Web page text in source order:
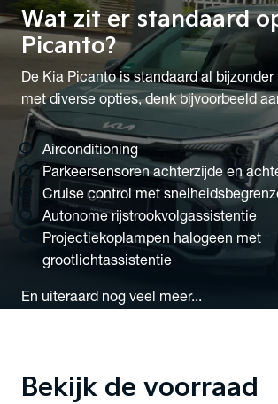
Wat zit erstandaard
Picanto?
De Kia Picanto is standaard al
met diverse opties, denk bijvoorbeeld
Airconditioning
Parkeersensoren achterzijde en
Cruise control met
Autonome rijstrookvolgassistentie
Projectiekoplampen halogeen met
grootlichtassistentie
En uiteraard nog veel meer...
Bekijk de voorraad